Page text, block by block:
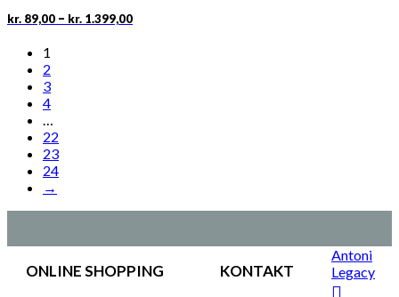
kr. 89,00 – kr. 1.399,00Prisinterval:
Dette
1
2
3
4
…
22
23
24
→
ONLINE SHOPPING
KONTAKT
Antoni
Legacy